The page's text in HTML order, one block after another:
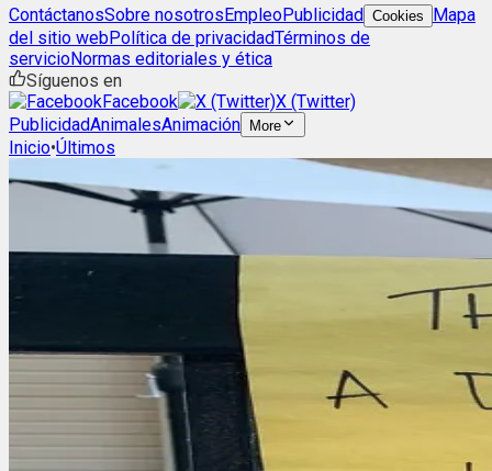
ContáctanosSobre nosotrosEmpleoPublicidad Cookies
Mapa
del sitio webPolítica de privacidadTérminos de
servicioNormas editoriales y ética
Síguenos en
Facebook
X (Twitter)
PublicidadAnimalesAnimación More
Inicio•Últimos